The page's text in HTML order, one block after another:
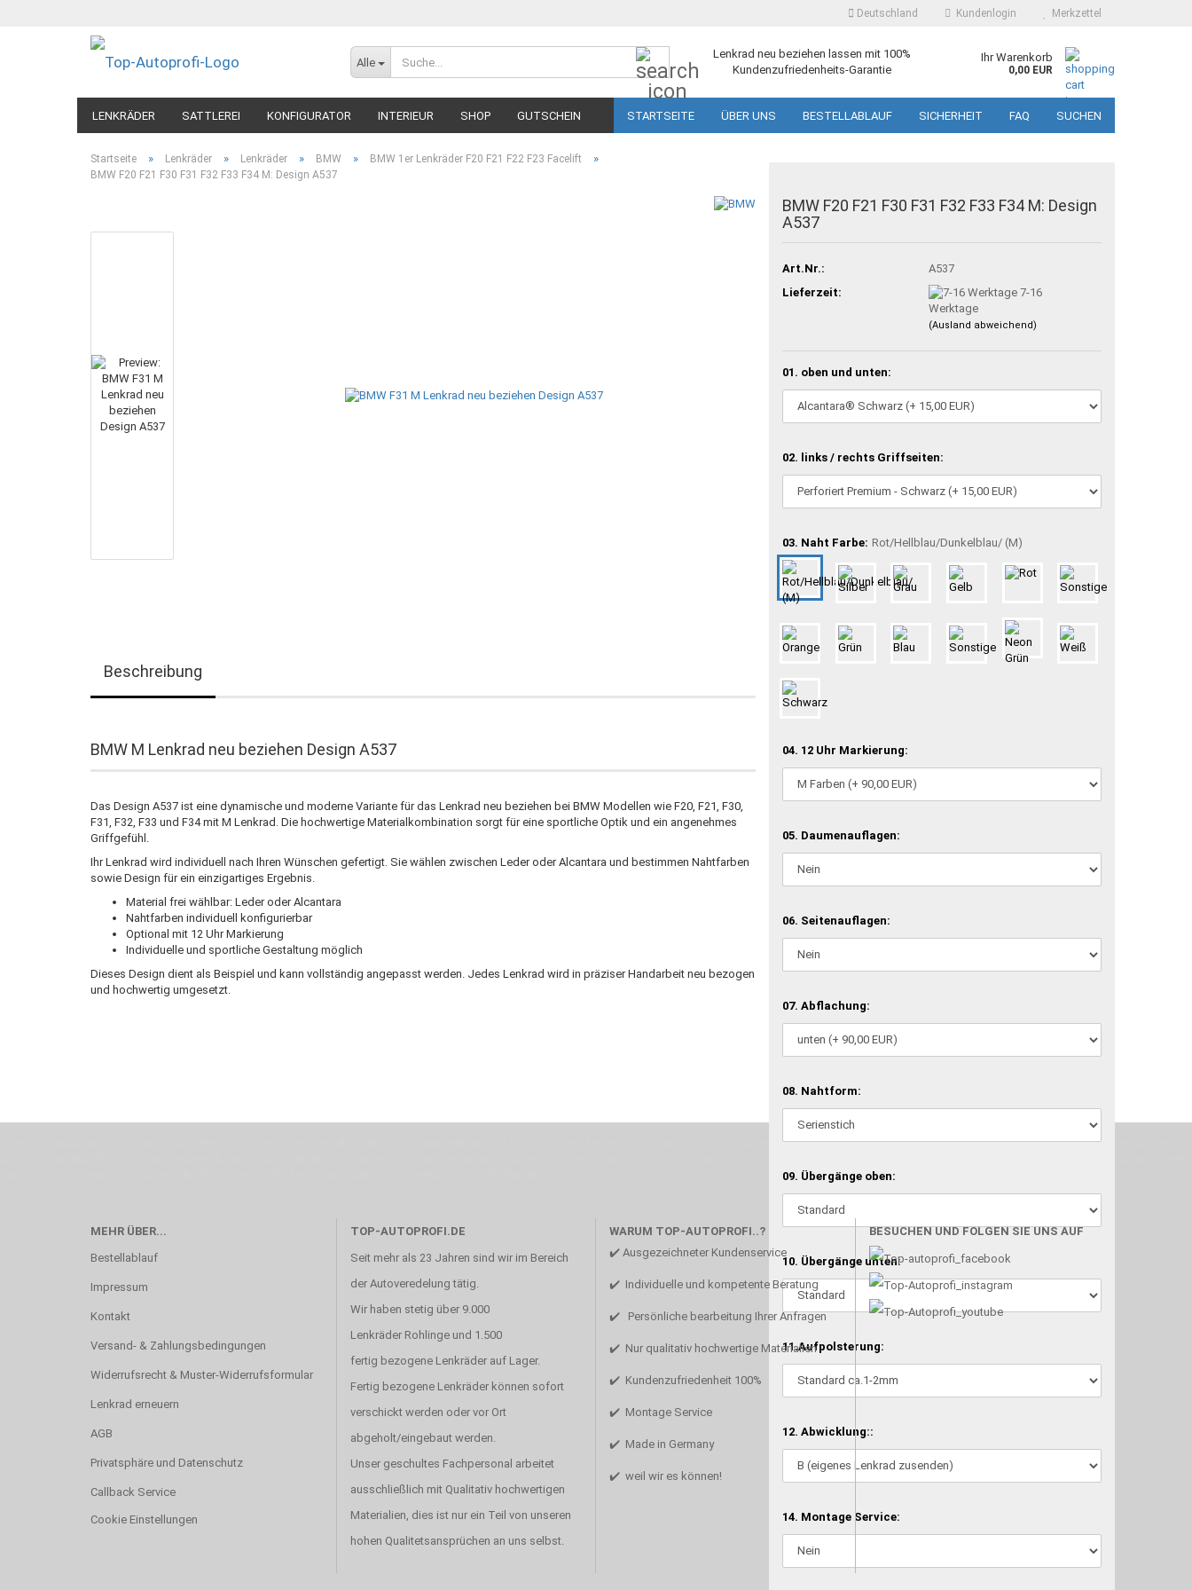
Deutschland Kundenlogin Merkzettel
Alle
Lenkrad neu beziehen lassen mit 100%
Kundenzufriedenheits-Garantie
Ihr Warenkorb
0,00 EUR
LENKRÄDER SATTLEREI KONFIGURATOR INTERIEUR SHOP GUTSCHEIN STARTSEITE ÜBER UNS BESTELLABLAUF SICHERHEIT FAQ SUCHEN
Startseite » Lenkräder » Lenkräder » BMW » BMW 1er Lenkräder F20 F21 F22 F23 Facelift »
BMW F20 F21 F30 F31 F32 F33 F34 M: Design A537
BMW F20 F21 F30 F31 F32 F33 F34 M: Design
A537
Art.Nr.:
A537
Lieferzeit:
7-16
Werktage
(Ausland abweichend)
01. oben und unten:
02. links / rechts Griffseiten:
03. Naht Farbe: Rot/Hellblau/Dunkelblau/ (M)
04. 12 Uhr Markierung:
05. Daumenauflagen:
06. Seitenauflagen:
07. Abflachung:
08. Nahtform:
09. Übergänge oben:
10. Übergänge unten:
11.Aufpolsterung:
12. Abwicklung::
14. Montage Service:
Beschreibung
BMW M Lenkrad neu beziehen Design A537
Das Design A537 ist eine dynamische und moderne Variante für das Lenkrad neu beziehen bei BMW Modellen wie F20, F21, F30,
F31, F32, F33 und F34 mit M Lenkrad. Die hochwertige Materialkombination sorgt für eine sportliche Optik und ein angenehmes
Griffgefühl.
Ihr Lenkrad wird individuell nach Ihren Wünschen gefertigt. Sie wählen zwischen Leder oder Alcantara und bestimmen Nahtfarben
sowie Design für ein einzigartiges Ergebnis.
Material frei wählbar: Leder oder Alcantara
Nahtfarben individuell konfigurierbar
Optional mit 12 Uhr Markierung
Individuelle und sportliche Gestaltung möglich
Dieses Design dient als Beispiel und kann vollständig angepasst werden. Jedes Lenkrad wird in präziser Handarbeit neu bezogen
und hochwertig umgesetzt.
Wenn Du jemanden suchst der Deine Individualität und Ideen versteht, Deine Emotionen teilt, bist Du bei uns richtig. Unser Ziel ist Deine Idee greifbar zu machen und Deine Vorstellung in die Tat umzusetzen. Unser Handwerk ist der
MEHR ÜBER...
Bestellablauf
Impressum
Kontakt
Versand- & Zahlungsbedingungen
Widerrufsrecht & Muster-Widerrufsformular
Lenkrad erneuern
AGB
Privatsphäre und Datenschutz
Callback Service
Cookie Einstellungen
TOP-AUTOPROFI.DE
Seit mehr als 23 Jahren sind wir im Bereich
der Autoveredelung tätig.
Wir haben stetig über 9.000
Lenkräder Rohlinge und 1.500
fertig bezogene Lenkräder auf Lager.
Fertig bezogene Lenkräder können sofort
verschickt werden oder vor Ort
abgeholt/eingebaut werden.
Unser geschultes Fachpersonal arbeitet
ausschließlich mit Qualitativ hochwertigen
Materialien, dies ist nur ein Teil von unseren
hohen Qualitetsansprüchen an uns selbst.
WARUM TOP-AUTOPROFI..?
✔️ Ausgezeichneter Kundenservice
✔️ Individuelle und kompetente Beratung
✔️ Persönliche bearbeitung Ihrer Anfragen
✔️ Nur qualitativ hochwertige Materialien
✔️ Kundenzufriedenheit 100%
✔️ Montage Service
✔️ Made in Germany
✔️ weil wir es können!
BESUCHEN UND FOLGEN SIE UNS AUF